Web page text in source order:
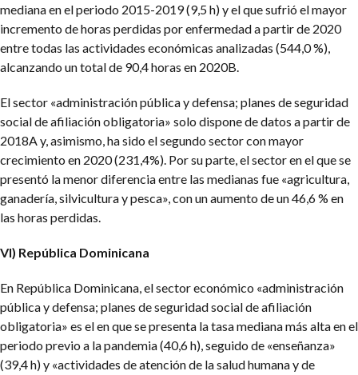
mediana en el periodo 2015-2019 (9,5 h) y el que sufrió el mayor
incremento de horas perdidas por enfermedad a partir de 2020
entre todas las actividades económicas analizadas (544,0 %),
alcanzando un total de 90,4 horas en 2020B.
El sector «administración pública y defensa; planes de seguridad
social de afiliación obligatoria» solo dispone de datos a partir de
2018A y, asimismo, ha sido el segundo sector con mayor
crecimiento en 2020 (231,4%). Por su parte, el sector en el que se
presentó la menor diferencia entre las medianas fue «agricultura,
ganadería, silvicultura y pesca», con un aumento de un 46,6 % en
las horas perdidas.
VI) República Dominicana
En República Dominicana, el sector económico «administración
pública y defensa; planes de seguridad social de afiliación
obligatoria» es el en que se presenta la tasa mediana más alta en el
periodo previo a la pandemia (40,6 h), seguido de «enseñanza»
(39,4 h) y «actividades de atención de la salud humana y de